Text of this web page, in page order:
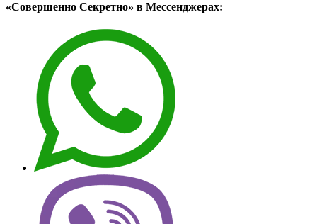
«Совершенно Секретно» в Мессенджерах: